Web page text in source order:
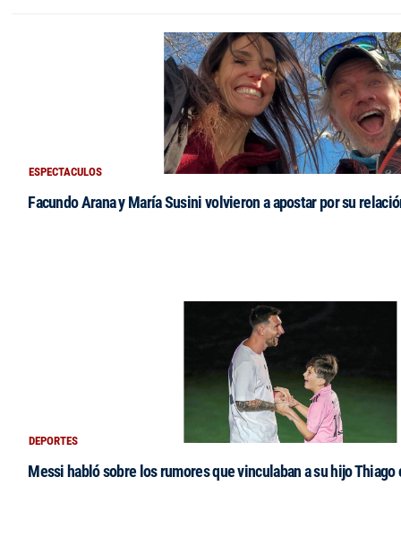
ESPECTACULOS
Facundo Arana y María Susini volvieron a apostar por su
DEPORTES
Messi habló sobre los rumores que vinculaban a su hijo Thiago